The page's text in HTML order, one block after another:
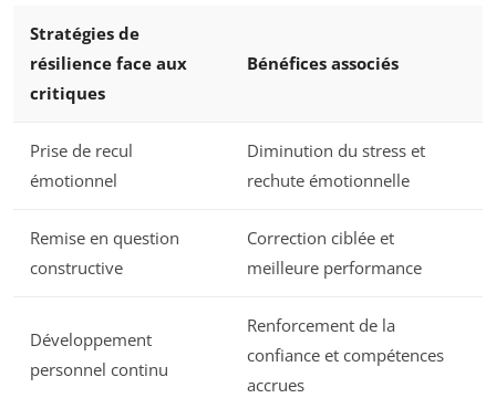
Stratégies de
résilience face aux
critiques
Bénéfices associés
Prise de recul
émotionnel
Diminution du stress et
rechute émotionnelle
Remise en question
constructive
Correction ciblée et
meilleure performance
Développement
personnel continu
Renforcement de la
confiance et compétences
accrues